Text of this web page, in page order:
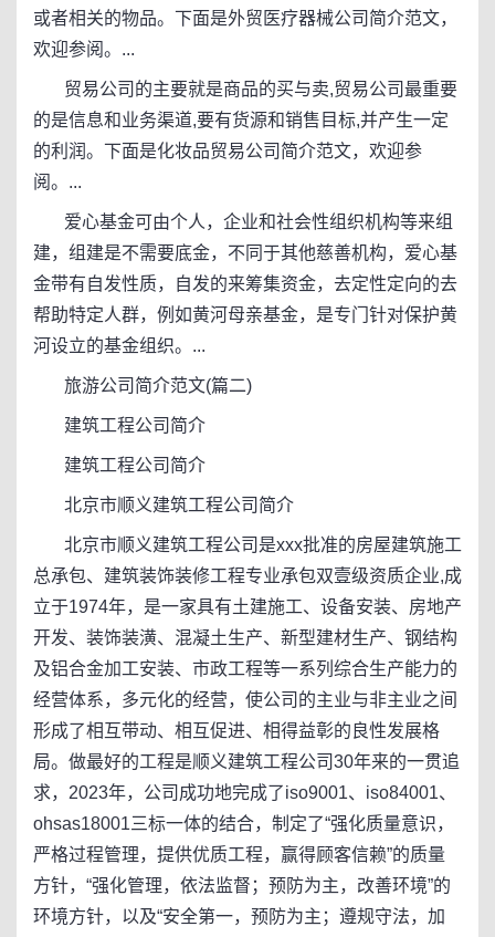
或者相关的物品。下面是外贸医疗器械公司简介范文，
欢迎参阅。...
贸易公司的主要就是商品的买与卖,贸易公司最重要
的是信息和业务渠道,要有货源和销售目标,并产生一定
的利润。下面是化妆品贸易公司简介范文，欢迎参
阅。...
爱心基金可由个人，企业和社会性组织机构等来组
建，组建是不需要底金，不同于其他慈善机构，爱心基
金带有自发性质，自发的来筹集资金，去定性定向的去
帮助特定人群，例如黄河母亲基金，是专门针对保护黄
河设立的基金组织。...
旅游公司简介范文(篇二)
建筑工程公司简介
建筑工程公司简介
北京市顺义建筑工程公司简介
北京市顺义建筑工程公司是xxx批准的房屋建筑施工
总承包、建筑装饰装修工程专业承包双壹级资质企业,成
立于1974年，是一家具有土建施工、设备安装、房地产
开发、装饰装潢、混凝土生产、新型建材生产、钢结构
及铝合金加工安装、市政工程等一系列综合生产能力的
经营体系，多元化的经营，使公司的主业与非主业之间
形成了相互带动、相互促进、相得益彰的良性发展格
局。做最好的工程是顺义建筑工程公司30年来的一贯追
求，2023年，公司成功地完成了iso9001、iso84001、
ohsas18001三标一体的结合，制定了“强化质量意识，
严格过程管理，提供优质工程，赢得顾客信赖”的质量
方针，“强化管理，依法监督；预防为主，改善环境”的
环境方针，以及“安全第一，预防为主；遵规守法，加